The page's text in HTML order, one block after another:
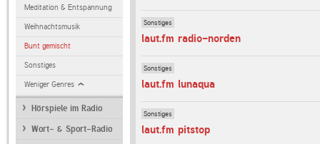
Meditation & Entspannung
Weihnachtsmusik
Bunt gemischt
Sonstiges
Weniger Genres
Hörspiele im Radio
Wort- & Sport-Radio
Sonstiges
laut.fm radio-norden
Sonstiges
laut.fm lunaqua
Sonstiges
laut.fm pitstop